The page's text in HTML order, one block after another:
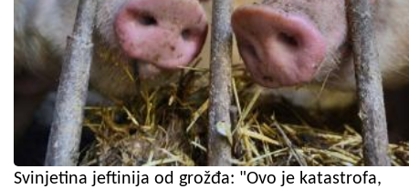
Svinjetina jeftinija od grožđa: "Ovo je katastrofa,